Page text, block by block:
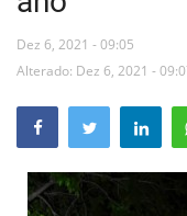
Floriano
Mural de Licitações
Notícias
Dez 6, 2021 - 09:05
Alterado: Dez 6, 2021 -